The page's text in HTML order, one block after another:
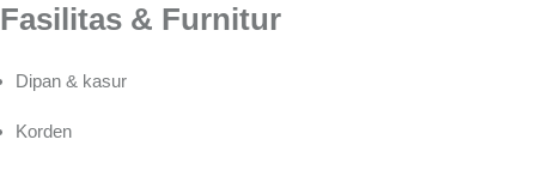
Fasilitas & Furnitur
Dipan & kasur
Korden